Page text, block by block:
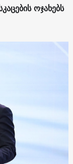
ოჯახებს